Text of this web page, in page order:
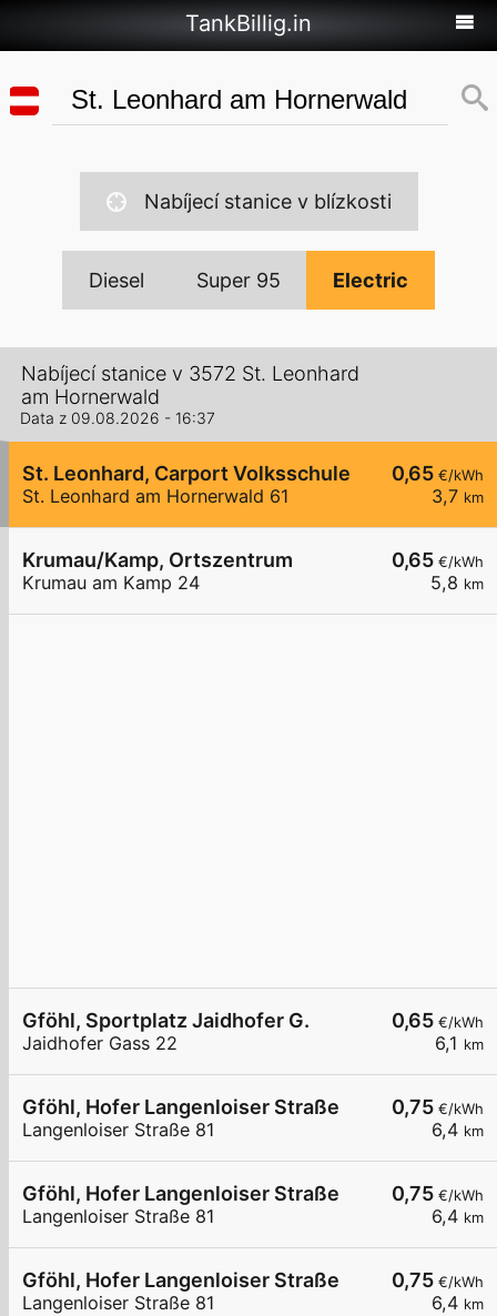
TankBillig.in
Nabíjecí stanice v blízkosti
Diesel Super 95 Electric
Nabíjecí stanice v 3572 St. Leonhard
am Hornerwald
Data z 09.08.2026 - 16:37
0,65 €/kWh
3,7 km
St. Leonhard, Carport Volksschule
St. Leonhard am Hornerwald 61
0,65 €/kWh
5,8 km
Krumau/Kamp, Ortszentrum
Krumau am Kamp 24
0,65 €/kWh
6,1 km
Gföhl, Sportplatz Jaidhofer G.
Jaidhofer Gass 22
0,75 €/kWh
6,4 km
Gföhl, Hofer Langenloiser Straße
Langenloiser Straße 81
0,75 €/kWh
6,4 km
Gföhl, Hofer Langenloiser Straße
Langenloiser Straße 81
0,75 €/kWh
6,4 km
Gföhl, Hofer Langenloiser Straße
Langenloiser Straße 81